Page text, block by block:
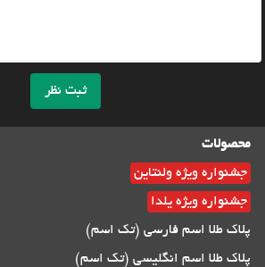
ثبت نظر
محصولات
جشنواره ویژه ولنتاین
جشنواره ویژه یلدا
پلاک طلا اسم فارسی (تک اسم)
پلاک طلا اسم انگلیسی (تک اسم)